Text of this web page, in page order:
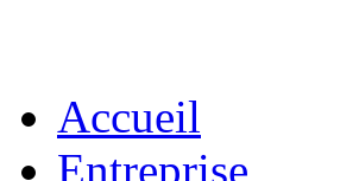
Accueil
Entreprise